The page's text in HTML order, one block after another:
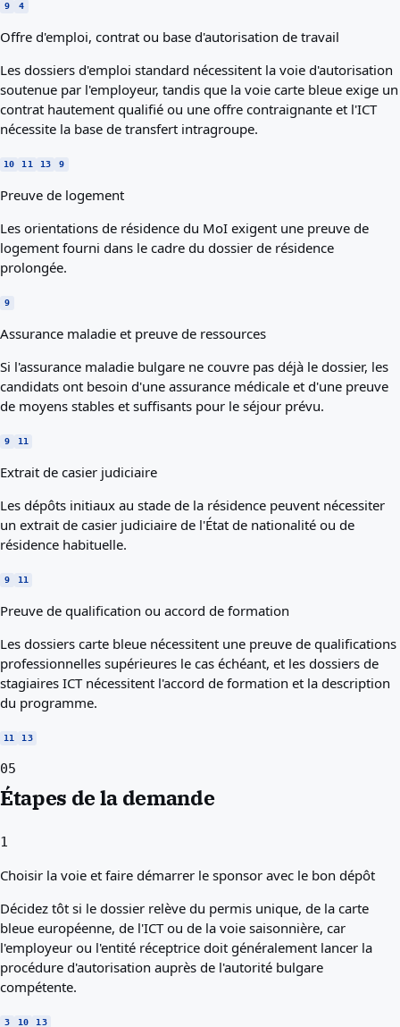
9 4
Offre d'emploi, contrat ou base d'autorisation de travail
Les dossiers d'emploi standard nécessitent la voie d'autorisation
soutenue par l'employeur, tandis que la voie carte bleue exige un
contrat hautement qualifié ou une offre contraignante et l'ICT
nécessite la base de transfert intragroupe.
10 11 13 9
Preuve de logement
Les orientations de résidence du MoI exigent une preuve de
logement fourni dans le cadre du dossier de résidence
prolongée.
9
Assurance maladie et preuve de ressources
Si l'assurance maladie bulgare ne couvre pas déjà le dossier, les
candidats ont besoin d'une assurance médicale et d'une preuve
de moyens stables et suffisants pour le séjour prévu.
9 11
Extrait de casier judiciaire
Les dépôts initiaux au stade de la résidence peuvent nécessiter
un extrait de casier judiciaire de l'État de nationalité ou de
résidence habituelle.
9 11
Preuve de qualification ou accord de formation
Les dossiers carte bleue nécessitent une preuve de qualifications
professionnelles supérieures le cas échéant, et les dossiers de
stagiaires ICT nécessitent l'accord de formation et la description
du programme.
11 13
05
Étapes de la demande
1
Choisir la voie et faire démarrer le sponsor avec le bon dépôt
Décidez tôt si le dossier relève du permis unique, de la carte
bleue européenne, de l'ICT ou de la voie saisonnière, car
l'employeur ou l'entité réceptrice doit généralement lancer la
procédure d'autorisation auprès de l'autorité bulgare
compétente.
3 10 13